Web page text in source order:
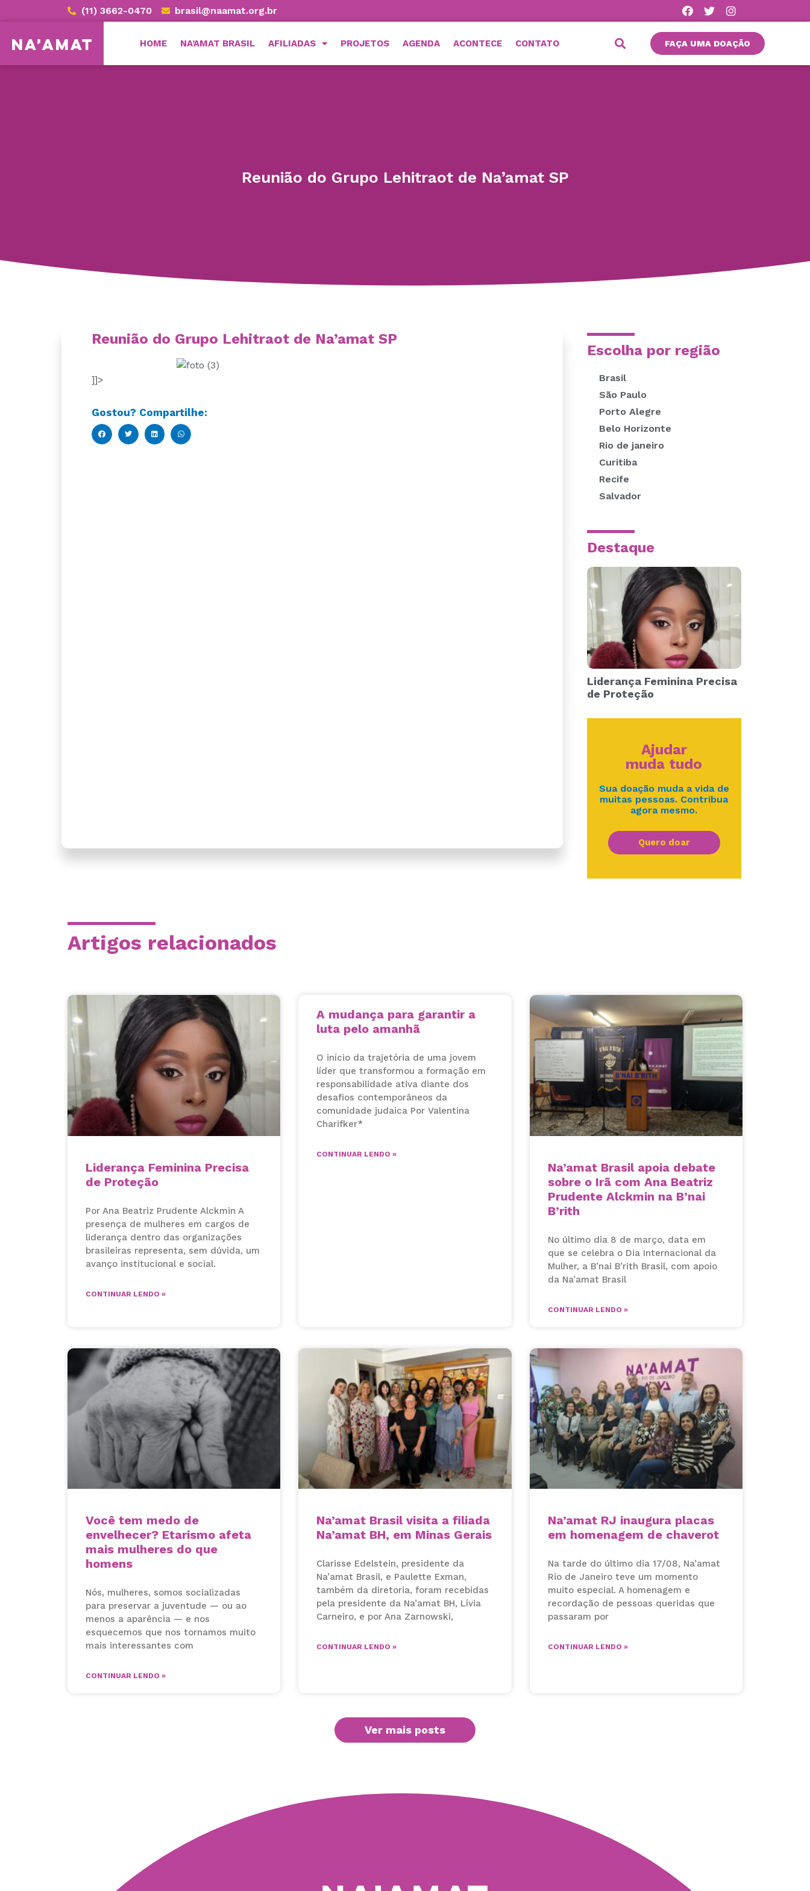
(11) 3662-0470 brasil@naamat.org.br
HOME NA’AMAT BRASIL AFILIADAS PROJETOS AGENDA ACONTECE CONTATO FAÇA UMA DOAÇÃO
Reunião do Grupo Lehitraot de Na’amat SP
Reunião do Grupo Lehitraot de Na’amat SP
]]>
Gostou? Compartilhe:
Escolha por região
Brasil
São Paulo
Porto Alegre
Belo Horizonte
Rio de janeiro
Curitiba
Recife
Salvador
Destaque
Liderança Feminina Precisa
de Proteção
Ajudar
muda tudo
Sua doação muda a vida de
muitas pessoas. Contribua
agora mesmo.
Quero doar
Artigos relacionados
Liderança Feminina Precisa
de Proteção
Por Ana Beatriz Prudente Alckmin A
presença de mulheres em cargos de
liderança dentro das organizações
brasileiras representa, sem dúvida, um
avanço institucional e social.
CONTINUAR LENDO »
A mudança para garantir a
luta pelo amanhã
O início da trajetória de uma jovem
líder que transformou a formação em
responsabilidade ativa diante dos
desafios contemporâneos da
comunidade judaica Por Valentina
Charifker*
CONTINUAR LENDO »
Na’amat Brasil apoia debate
sobre o Irã com Ana Beatriz
Prudente Alckmin na B’nai
B’rith
No último dia 8 de março, data em
que se celebra o Dia Internacional da
Mulher, a B’nai B’rith Brasil, com apoio
da Na’amat Brasil
CONTINUAR LENDO »
Você tem medo de
envelhecer? Etarismo afeta
mais mulheres do que
homens
Nós, mulheres, somos socializadas
para preservar a juventude — ou ao
menos a aparência — e nos
esquecemos que nos tornamos muito
mais interessantes com
CONTINUAR LENDO »
Na’amat Brasil visita a filiada
Na’amat BH, em Minas Gerais
Clarisse Edelstein, presidente da
Na’amat Brasil, e Paulette Exman,
também da diretoria, foram recebidas
pela presidente da Na’amat BH, Lívia
Carneiro, e por Ana Zarnowski,
CONTINUAR LENDO »
Na’amat RJ inaugura placas
em homenagem de chaverot
Na tarde do último dia 17/08, Na’amat
Rio de Janeiro teve um momento
muito especial. A homenagem e
recordação de pessoas queridas que
passaram por
CONTINUAR LENDO »
Ver mais posts